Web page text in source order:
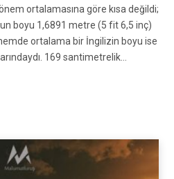
ortalamasına göre kısa değildi;
boyu 1,6891 metre (5 fit 6,5 inç)
ortalama bir İngilizin boyu ise
169 santimetrelik…